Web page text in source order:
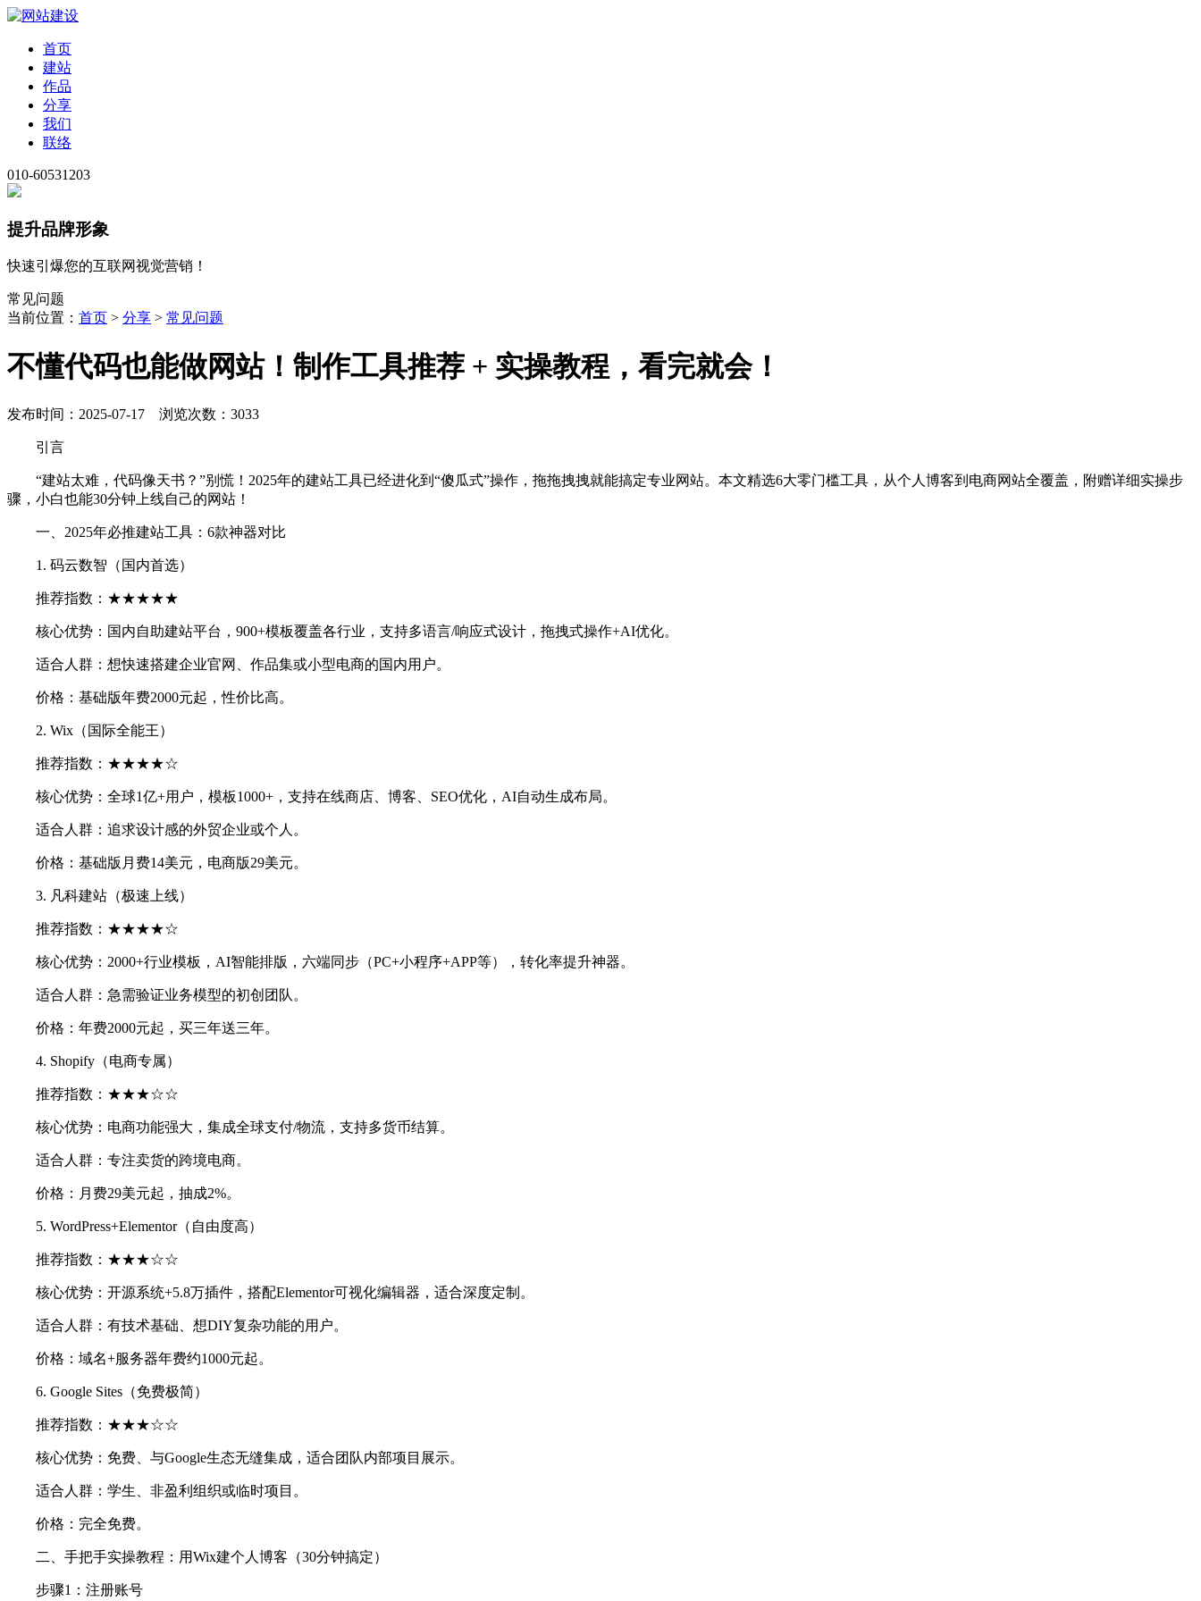
首页
建站
作品
分享
我们
联络
010-60531203
提升品牌形象
快速引爆您的互联网视觉营销！
常见问题
当前位置： 首页 > 分享 > 常见问题
不懂代码也能做网站！制作工具推荐 + 实操教程，看完就会​！
发布时间：2025-07-17 浏览次数：3033
引言
“建站太难，代码像天书？”别慌！2025年的建站工具已经进化到“傻瓜式”操作，拖拖拽拽就能搞定专业网站。本文精选6大零门槛工具，从个人博客到电商网站全覆盖，附赠详细实操步
骤，小白也能30分钟上线自己的网站！
一、2025年必推建站工具：6款神器对比
1. 码云数智（国内首选）
推荐指数：★★★★★
核心优势：国内自助建站平台，900+模板覆盖各行业，支持多语言/响应式设计，拖拽式操作+AI优化。
适合人群：想快速搭建企业官网、作品集或小型电商的国内用户。
价格：基础版年费2000元起，性价比高。
2. Wix（国际全能王）
推荐指数：★★★★☆
核心优势：全球1亿+用户，模板1000+，支持在线商店、博客、SEO优化，AI自动生成布局。
适合人群：追求设计感的外贸企业或个人。
价格：基础版月费14美元，电商版29美元。
3. 凡科建站（极速上线）
推荐指数：★★★★☆
核心优势：2000+行业模板，AI智能排版，六端同步（PC+小程序+APP等），转化率提升神器。
适合人群：急需验证业务模型的初创团队。
价格：年费2000元起，买三年送三年。
4. Shopify（电商专属）
推荐指数：★★★☆☆
核心优势：电商功能强大，集成全球支付/物流，支持多货币结算。
适合人群：专注卖货的跨境电商。
价格：月费29美元起，抽成2%。
5. WordPress+Elementor（自由度高）
推荐指数：★★★☆☆
核心优势：开源系统+5.8万插件，搭配Elementor可视化编辑器，适合深度定制。
适合人群：有技术基础、想DIY复杂功能的用户。
价格：域名+服务器年费约1000元起。
6. Google Sites（免费极简）
推荐指数：★★★☆☆
核心优势：免费、与Google生态无缝集成，适合团队内部项目展示。
适合人群：学生、非盈利组织或临时项目。
价格：完全免费。
二、手把手实操教程：用Wix建个人博客（30分钟搞定）
步骤1：注册账号